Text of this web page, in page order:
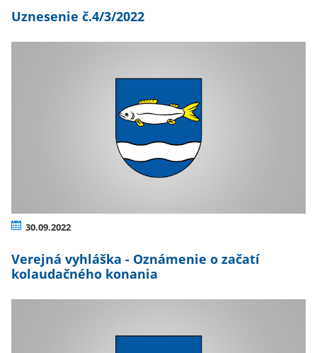
Uznesenie č.4/3/2022
30.09.2022
Verejná vyhláška - Oznámenie o začatí
kolaudačného konania